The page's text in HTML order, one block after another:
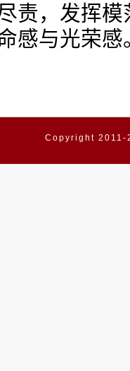
责，发挥
感与光荣感
Copyright 2011-